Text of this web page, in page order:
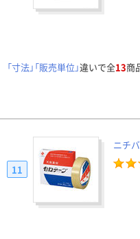
「寸法」「販売単位」違いで全13商
ニチ
11